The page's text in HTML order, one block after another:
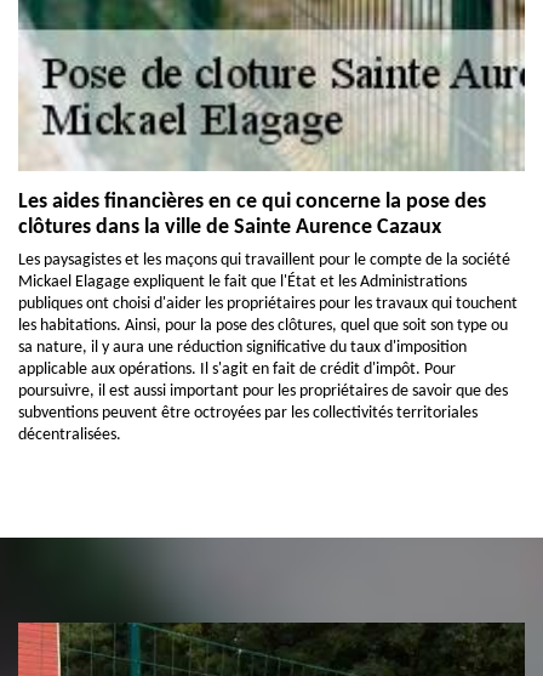
Les aides financières en ce qui concerne la pose des
clôtures dans la ville de Sainte Aurence Cazaux
Les paysagistes et les maçons qui travaillent pour le compte de la société
Mickael Elagage expliquent le fait que l'État et les Administrations
publiques ont choisi d'aider les propriétaires pour les travaux qui touchent
les habitations. Ainsi, pour la pose des clôtures, quel que soit son type ou
sa nature, il y aura une réduction significative du taux d'imposition
applicable aux opérations. Il s'agit en fait de crédit d'impôt. Pour
poursuivre, il est aussi important pour les propriétaires de savoir que des
subventions peuvent être octroyées par les collectivités territoriales
décentralisées.